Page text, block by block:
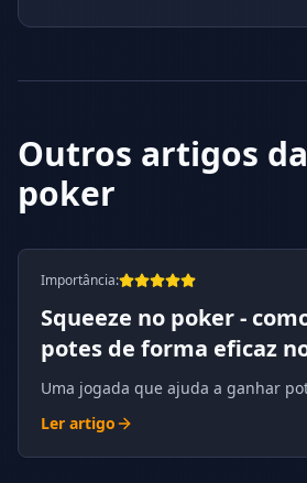
Outros artigos
poker
Importância:
Squeeze no poker -
potes de forma eficaz
Uma jogada que ajuda a ganhar
Ler artigo